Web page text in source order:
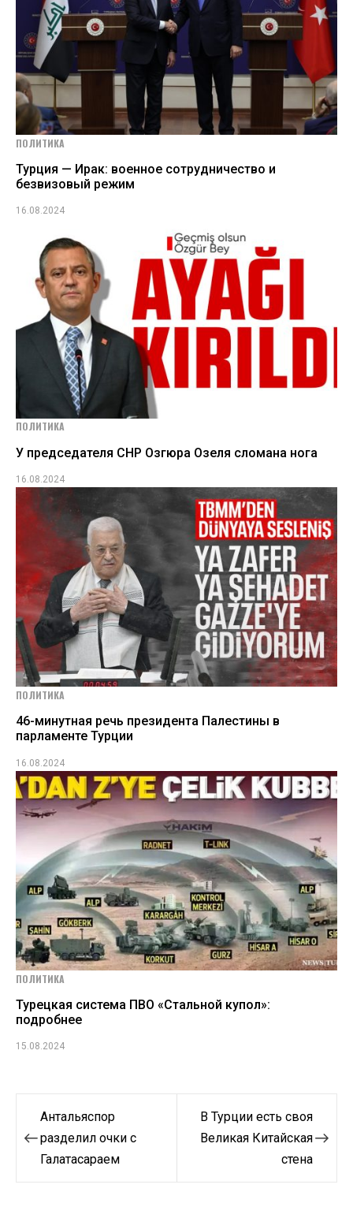
ПОЛИТИКА
Турция — Ирак: военное сотрудничество и
безвизовый режим
16.08.2024
ПОЛИТИКА
У председателя СНР Озгюра Озеля сломана нога
16.08.2024
ПОЛИТИКА
46-минутная речь президента Палестины в
парламенте Турции
16.08.2024
ПОЛИТИКА
Турецкая система ПВО «Стальной купол»:
подробнее
15.08.2024
Навигация
по
записям
Антальяспор
разделил очки с
Галатасараем
В Турции есть своя
Великая Китайская
стена